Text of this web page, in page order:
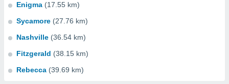
Enigma (17.55 km)
Sycamore (27.76 km)
Nashville (36.54 km)
Fitzgerald (38.15 km)
Rebecca (39.69 km)